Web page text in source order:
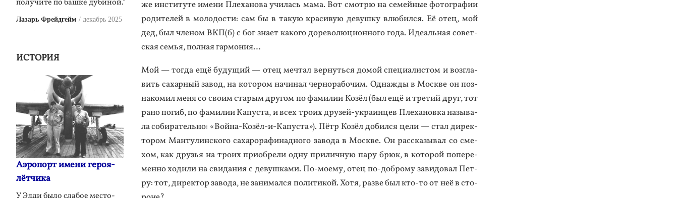
же ин­сти­туте име­ни Пле­хано­ва учи­лась ма­ма. Вот смот­рю на се­мей­ные фо­тог­ра­фии
ро­дите­лей в мо­лодос­ти: сам бы в та­кую кра­сивую де­вуш­ку влю­бил­ся. Её отец, мой
дед, был чле­ном ВКП(б) с бог зна­ет ка­кого до­рево­люци­он­но­го го­да. Иде­аль­ная со­вет­
ская семья, пол­ная гар­мо­ния…
Мой — тог­да ещё бу­дущий — отец меч­тал вер­нуть­ся до­мой спе­ци­алис­том и воз­гла­
вить са­хар­ный за­вод, на ко­тором на­чинал чер­но­рабо­чим. Од­нажды в Мос­кве он поз­
на­комил ме­ня со сво­им ста­рым дру­гом по фа­милии Ко­зёл (был ещё и тре­тий друг, тот
ра­но по­гиб, по фа­милии Ка­пус­та, и всех тро­их дру­зей-ук­ра­ин­цев Пле­ханов­ка на­зыва­
ла со­бира­тель­но: «Вой­на-Ко­зёл-и-Ка­пус­та»). Пётр Ко­зёл до­бил­ся це­ли — стал ди­рек­
то­ром Ман­ту­лин­ско­го са­харо­рафи­над­но­го за­вода в Мос­кве. Он рас­ска­зывал со сме­
хом, как друзья на тро­их при­об­ре­ли од­ну при­лич­ную па­ру брюк, в ко­торой по­пере­
мен­но хо­дили на сви­дания с де­вуш­ка­ми. По-мо­ему, отец по-доб­ро­му за­видо­вал Пет­
ру: тот, ди­рек­тор за­вода, не за­нимал­ся по­лити­кой. Хо­тя, раз­ве был кто-то от неё в сто­
получите по башке дубиной."
Лазарь Фрейдгейм декабрь 2025
ИСТОРИЯ
Аэропорт имени героя-
лётчика